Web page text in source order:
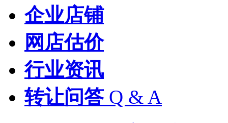
企业店铺
网店估价
行业资讯
转让问答 Q & A